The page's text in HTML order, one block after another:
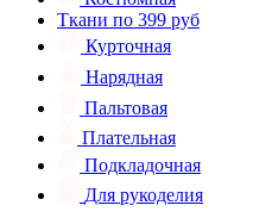
Ткани по 399 руб
Курточная
Нарядная
Пальтовая
Плательная
Подкладочная
Для рукоделия